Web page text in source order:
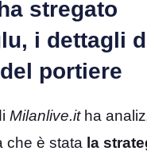
stregato
i dettagli
portiere
Milanlive.itha
che è stata la